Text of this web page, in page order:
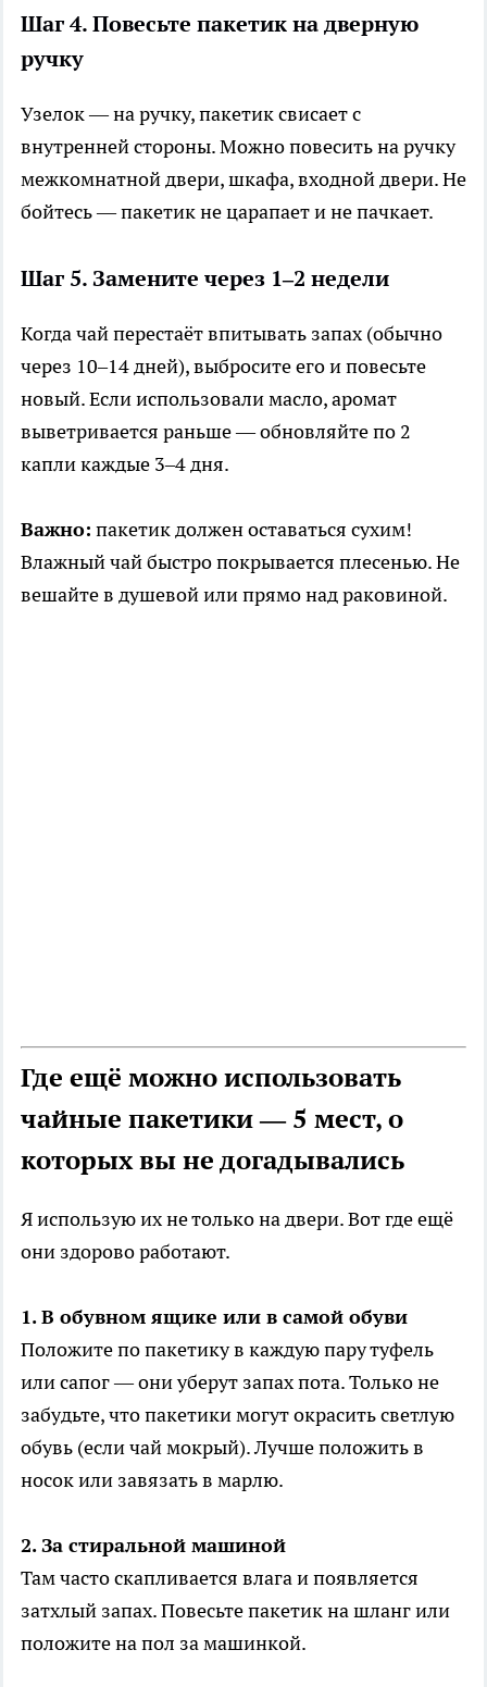
Шаг 4. Повесьте пакетик на дверную
ручку
Узелок — на ручку, пакетик свисает с
внутренней стороны. Можно повесить на ручку
межкомнатной двери, шкафа, входной двери. Не
бойтесь — пакетик не царапает и не пачкает.
Шаг 5. Замените через 1–2 недели
Когда чай перестаёт впитывать запах (обычно
через 10–14 дней), выбросите его и повесьте
новый. Если использовали масло, аромат
выветривается раньше — обновляйте по 2
капли каждые 3–4 дня.
Важно: пакетик должен оставаться сухим!
Влажный чай быстро покрывается плесенью. Не
вешайте в душевой или прямо над раковиной.
Где ещё можно использовать
чайные пакетики — 5 мест, о
которых вы не догадывались
Я использую их не только на двери. Вот где ещё
они здорово работают.
1. В обувном ящике или в самой обуви
Положите по пакетику в каждую пару туфель
или сапог — они уберут запах пота. Только не
забудьте, что пакетики могут окрасить светлую
обувь (если чай мокрый). Лучше положить в
носок или завязать в марлю.
2. За стиральной машиной
Там часто скапливается влага и появляется
затхлый запах. Повесьте пакетик на шланг или
положите на пол за машинкой.